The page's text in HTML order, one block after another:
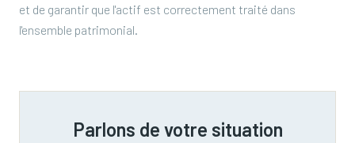
et de garantir que l'actif est correctement traité dans
l'ensemble patrimonial.
Parlons de votre situation